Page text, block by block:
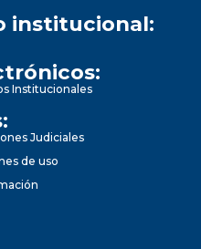
institucional:
Institucionales
Judiciales
de uso